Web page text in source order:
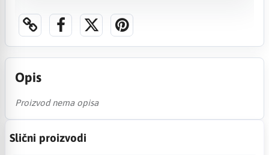
Opis
Proizvod nema opisa
Slični proizvodi